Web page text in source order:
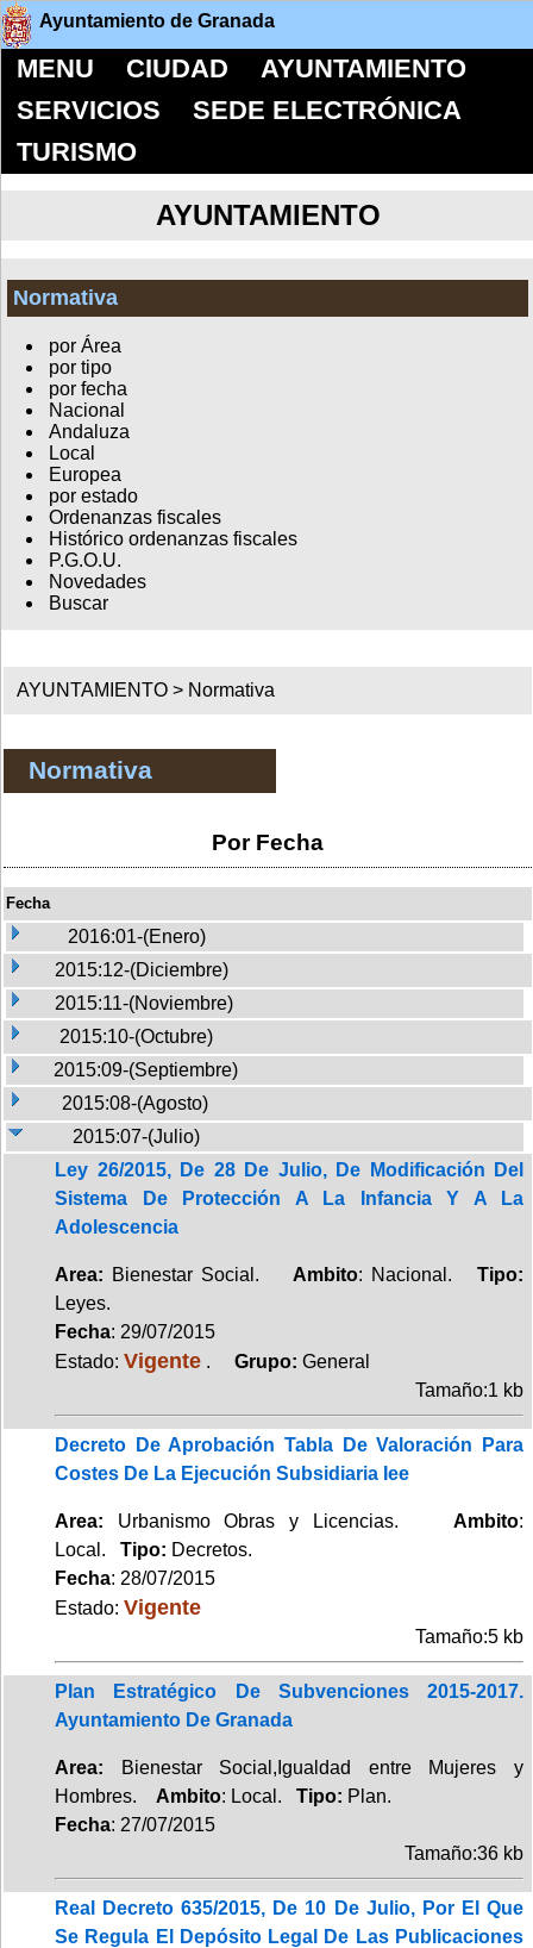
Ayuntamiento de Granada
MENU CIUDAD
AYUNTAMIENTO
SERVICIOS
SEDE ELECTRÓNICA
TURISMO
AYUNTAMIENTO
Normativa
por Área
por tipo
por fecha
Nacional
Andaluza
Local
Europea
por estado
Ordenanzas fiscales
Histórico ordenanzas fiscales
P.G.O.U.
Novedades
Buscar
AYUNTAMIENTO > Normativa
Normativa
Por Fecha
Fecha
2016:01-(Enero)
2015:12-(Diciembre)
2015:11-(Noviembre)
2015:10-(Octubre)
2015:09-(Septiembre)
2015:08-(Agosto)
2015:07-(Julio)
Ley 26/2015, De 28 De Julio, De Modificación Del
Sistema De Protección A La Infancia Y A La
Adolescencia
Area: Bienestar Social. Ambito: Nacional. Tipo:
Leyes.
Fecha: 29/07/2015
Estado: Vigente . Grupo: General
Tamaño:1 kb
Decreto De Aprobación Tabla De Valoración Para
Costes De La Ejecución Subsidiaria Iee
Area: Urbanismo Obras y Licencias. Ambito:
Local. Tipo: Decretos.
Fecha: 28/07/2015
Estado: Vigente
Tamaño:5 kb
Plan Estratégico De Subvenciones 2015-2017.
Ayuntamiento De Granada
Area: Bienestar Social,Igualdad entre Mujeres y
Hombres. Ambito: Local. Tipo: Plan.
Fecha: 27/07/2015
Tamaño:36 kb
Real Decreto 635/2015, De 10 De Julio, Por El Que
Se Regula El Depósito Legal De Las Publicaciones